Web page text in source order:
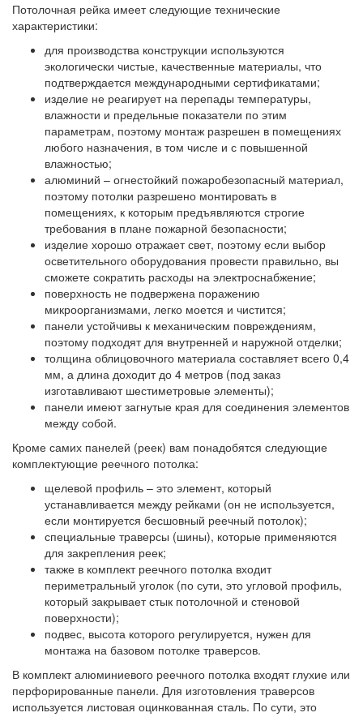
Потолочная рейка имеет следующие технические
характеристики:
для производства конструкции используются
экологически чистые, качественные материалы, что
подтверждается международными сертификатами;
изделие не реагирует на перепады температуры,
влажности и предельные показатели по этим
параметрам, поэтому монтаж разрешен в помещениях
любого назначения, в том числе и с повышенной
влажностью;
алюминий – огнестойкий пожаробезопасный материал,
поэтому потолки разрешено монтировать в
помещениях, к которым предъявляются строгие
требования в плане пожарной безопасности;
изделие хорошо отражает свет, поэтому если выбор
осветительного оборудования провести правильно, вы
сможете сократить расходы на электроснабжение;
поверхность не подвержена поражению
микроорганизмами, легко моется и чистится;
панели устойчивы к механическим повреждениям,
поэтому подходят для внутренней и наружной отделки;
толщина облицовочного материала составляет всего 0,4
мм, а длина доходит до 4 метров (под заказ
изготавливают шестиметровые элементы);
панели имеют загнутые края для соединения элементов
между собой.
Кроме самих панелей (реек) вам понадобятся следующие
комплектующие реечного потолка:
щелевой профиль – это элемент, который
устанавливается между рейками (он не используется,
если монтируется бесшовный реечный потолок);
специальные траверсы (шины), которые применяются
для закрепления реек;
также в комплект реечного потолка входит
периметральный уголок (по сути, это угловой профиль,
который закрывает стык потолочной и стеновой
поверхности);
подвес, высота которого регулируется, нужен для
монтажа на базовом потолке траверсов.
В комплект алюминиевого реечного потолка входят глухие или
перфорированные панели. Для изготовления траверсов
используется листовая оцинкованная сталь. По сути, это